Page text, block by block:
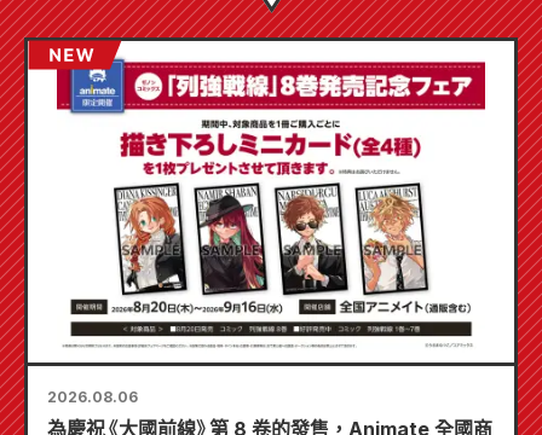
2026.08.06
為慶祝《大國前線》第 8 卷的發售，Animate 全國商